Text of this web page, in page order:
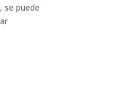
se puede